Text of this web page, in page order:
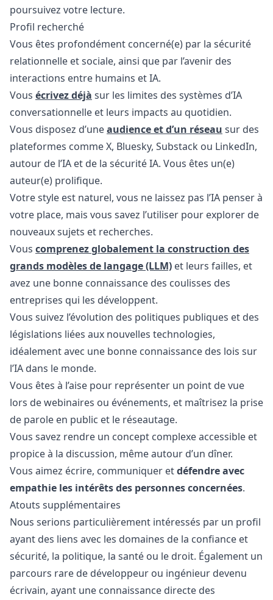
poursuivez votre lecture.
Profil recherché
Vous êtes profondément concerné(e) par la sécurité
relationnelle et sociale, ainsi que par l’avenir des
interactions entre humains et IA.
Vous écrivez déjà sur les limites des systèmes d’IA
conversationnelle et leurs impacts au quotidien.
Vous disposez d’uneaudience et d’un réseau sur des
plateformes comme X, Bluesky, Substack ou LinkedIn,
autour de l’IA et de la sécurité IA. Vous êtes un(e)
auteur(e) prolifique.
Votre style est naturel, vous ne laissez pas l’IA penser à
votre place, mais vous savez l’utiliser pour explorer de
nouveaux sujets et recherches.
Vous comprenez globalement la construction des
grands modèles de langage (LLM) et leurs failles, et
avez une bonne connaissance des coulisses des
entreprises qui les développent.
Vous suivez l’évolution des politiques publiques et des
législations liées aux nouvelles technologies,
idéalement avec une bonne connaissance des lois sur
l’IA dans le monde.
Vous êtes à l’aise pour représenter un point de vue
lors de webinaires ou événements, et maîtrisez la prise
de parole en public et le réseautage.
Vous savez rendre un concept complexe accessible et
propice à la discussion, même autour d’un dîner.
Vous aimez écrire, communiquer etdéfendre avec
empathie les intérêts des personnes concernées.
Atouts supplémentaires
Nous serions particulièrement intéressés par un profil
ayant des liens avec les domaines de la confiance et
sécurité, la politique, la santé ou le droit. Également un
parcours rare de développeur ou ingénieur devenu
écrivain, ayant une connaissance directe des